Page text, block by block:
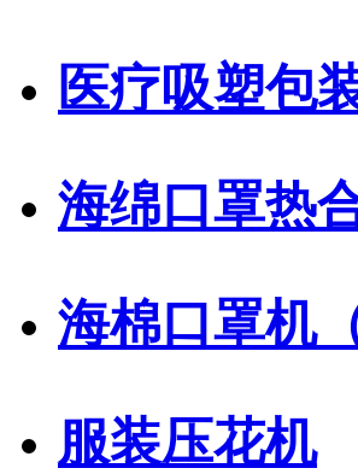
医疗吸塑包
海绵口罩热
海棉口罩机
服装压花机